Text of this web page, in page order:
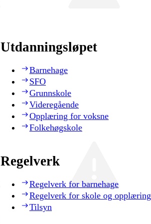
Utdanningsløpet
Barnehage
SFO
Grunnskole
Videregående
Opplæring for voksne
Folkehøgskole
Regelverk
Regelverk for barnehage
Regelverk for skole og opplæring
Tilsyn